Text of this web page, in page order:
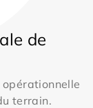
de
terrain.